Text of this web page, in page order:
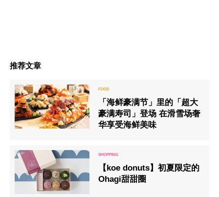
推荐文章
「海鲜豪满节」里的「超大
豪满寿司」登场 在滑雪场奢
华享受海鲜美味
【koe donuts】初夏限定的
Ohagi甜甜圈